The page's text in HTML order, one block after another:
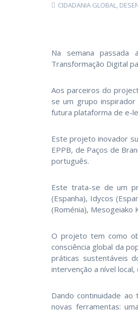
CIDADANIA GLOBAL,
Na semana passada
Transformação Digital
Aos parceiros do
se um grupo
futura plataforma de e-
Este projeto inovador
EPPB, de Paços de
português.
Este trata-se de um
(Espanha), Idycos
(Roménia), Mesogeiako
O projeto tem como
consciência global da
práticas sustentáveis
intervenção a nível
Dando continuidade
novas ferramentas: